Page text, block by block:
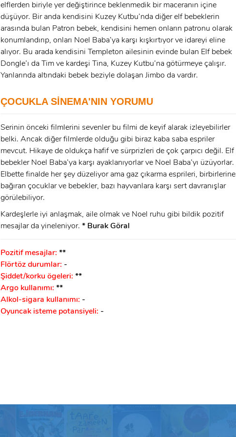
GIRIŞ YAP
E-Posta:
Beni Hatırla Şifremi Unuttum ?
GIRIŞ
Ad Soyad:
E-Posta:
ÜYE OL
elflerden biriyle yer değiştirince beklenmedik bir maceranın içine
düşüyor. Bir anda kendisini Kuzey Kutbu’nda diğer elf bebeklerin
arasında bulan Patron bebek, kendisini hemen onların patronu olarak
konumlandırıp, onları Noel Baba’ya karşı kışkırtıyor ve idareyi eline
alıyor. Bu arada kendisini Templeton ailesinin evinde bulan Elf bebek
Dongle’ı da Tim ve kardeşi Tina, Kuzey Kutbu’na götürmeye çalışır.
Yanlarında altındaki bebek beziyle dolaşan Jimbo da vardır.
ÇOCUKLA SİNEMA'NIN YORUMU
Serinin önceki filmlerini sevenler bu filmi de keyif alarak izleyebilirler
belki. Ancak diğer filmlerde olduğu gibi biraz kaba saba espriler
mevcut. Hikaye de oldukça hafif ve sürprizleri de çok çarpıcı değil. Elf
bebekler Noel Baba’ya karşı ayaklanıyorlar ve Noel Baba’yı üzüyorlar.
Elbette finalde her şey düzeliyor ama gaz çıkarma esprileri, birbirlerine
bağıran çocuklar ve bebekler, bazı hayvanlara karşı sert davranışlar
görülebiliyor.
Kardeşlerle iyi anlaşmak, aile olmak ve Noel ruhu gibi bildik pozitif
mesajlar da yineleniyor. * Burak Göral
Pozitif mesajlar: **
Flörtöz durumlar: -
Şiddet/korku ögeleri: **
Argo kullanımı: **
Alkol-sigara kullanımı: -
Oyuncak isteme potansiyeli: -